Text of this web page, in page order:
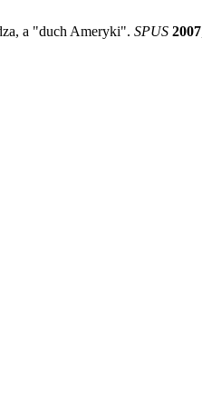
a "duch Ameryki". SPUS 2007